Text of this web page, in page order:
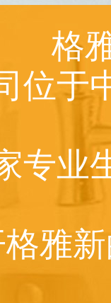
格
位于
专业
雅